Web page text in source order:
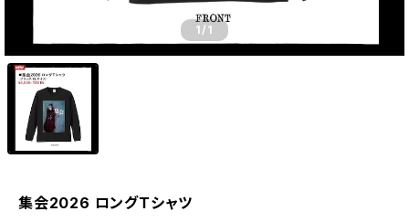
1 /1
集会2026 ロングＴシャツ